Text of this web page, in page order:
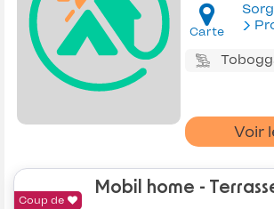
Carte
Voir
Coup de
Mobil home -